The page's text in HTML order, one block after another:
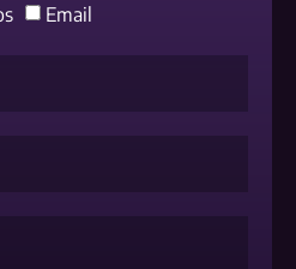
Email